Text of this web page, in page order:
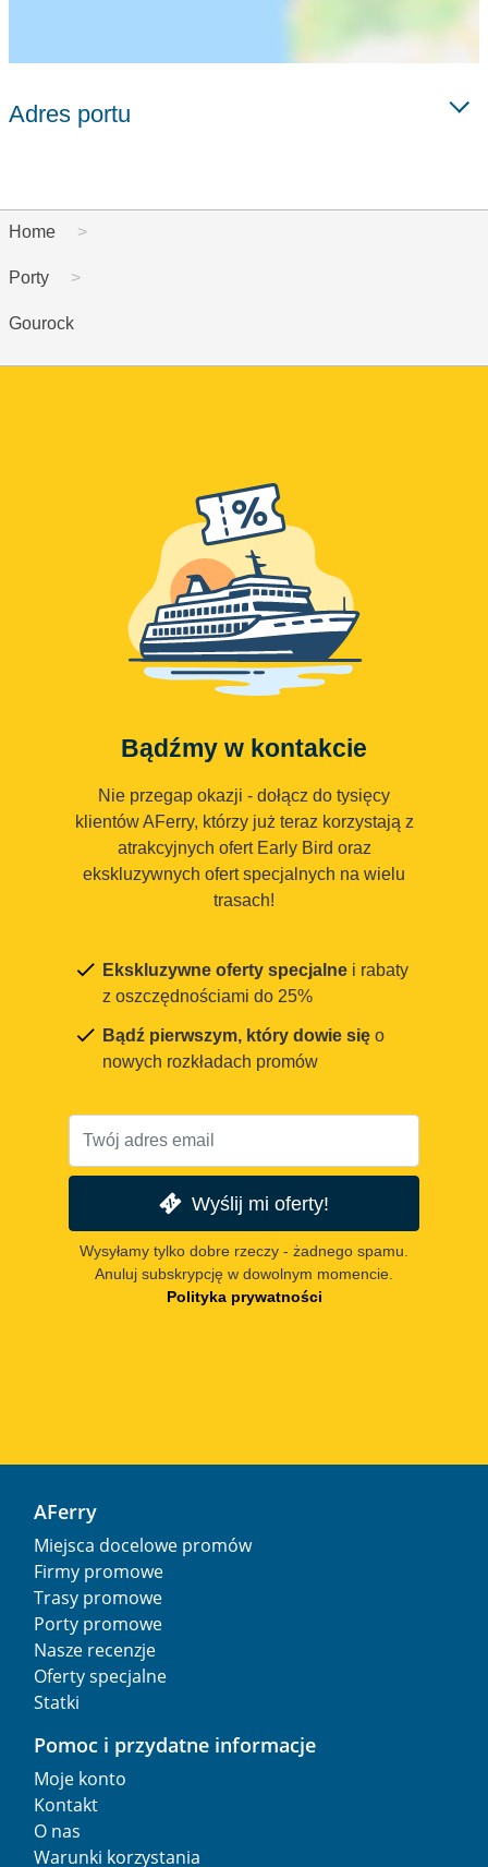
Adres portu
Home
Porty
Gourock
Bądźmy w kontakcie
Nie przegap okazji - dołącz do tysięcy
klientów AFerry, którzy już teraz korzystają z
atrakcyjnych ofert Early Bird oraz
ekskluzywnych ofert specjalnych na wielu
trasach!
Ekskluzywne oferty specjalne i rabaty
z oszczędnościami do 25%
Bądź pierwszym, który dowie się o
nowych rozkładach promów
Wyślij mi oferty!
Wysyłamy tylko dobre rzeczy - żadnego spamu.
Anuluj subskrypcję w dowolnym momencie.
Polityka prywatności
AFerry
Miejsca docelowe promów
Firmy promowe
Trasy promowe
Porty promowe
Nasze recenzje
Oferty specjalne
Statki
Pomoc i przydatne informacje
Moje konto
Kontakt
O nas
Warunki korzystania